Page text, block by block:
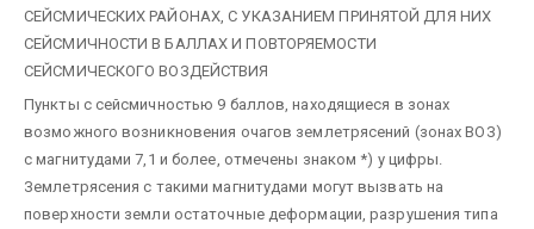
СЕЙСМИЧЕСКИХ РАЙОНАХ, С УКАЗАНИЕМ ПРИНЯТОЙ ДЛЯ НИХ
СЕЙСМИЧНОСТИ В БАЛЛАХ И ПОВТОРЯЕМОСТИ
СЕЙСМИЧЕСКОГО ВОЗДЕЙСТВИЯ
Пункты с сейсмичностью 9 баллов, находящиеся в зонах
возможного возникновения очагов землетрясений (зонах ВОЗ)
с магнитудами 7,1 и более, отмечены знаком *) у цифры.
Землетрясения с такими магнитудами могут вызвать на
поверхности земли остаточные деформации, разрушения типа